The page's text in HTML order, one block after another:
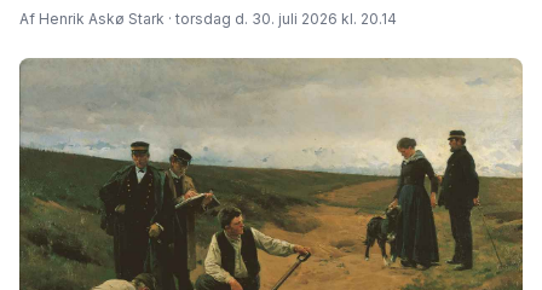
Af Henrik Askø Stark · torsdag d. 30. juli 2026 kl. 20.14